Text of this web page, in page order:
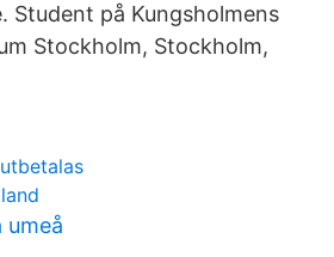
Student på Kungsholmens
Stockholm, Stockholm,
umeå